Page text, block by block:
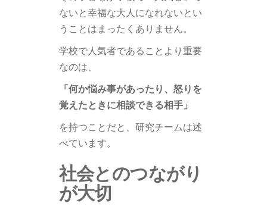
ないと幸福な大人になれないとい
うことはまったくありません。
学校で人気者であることより重要
なのは、
「何か悩み事があったり、怒りを
覚えたときに相談できる相手」
を持つことだと、研究チームは述
べています。
社会とのつながり
が大切